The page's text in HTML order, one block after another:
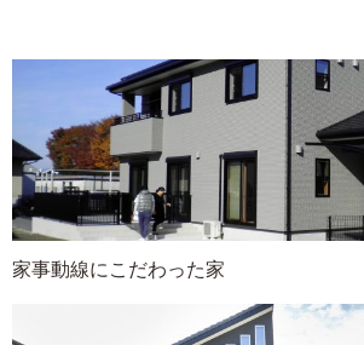
家事動線にこだわった家